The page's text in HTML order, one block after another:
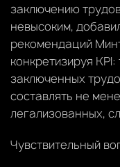
заключению
невысоким,
рекомендаций
конкретизируя
заключенных
составлять не
легализованных,
Чувствительный